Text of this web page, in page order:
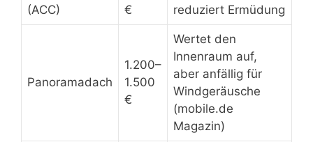
(ACC)
€
reduziert Ermüdung
Panoramadach
1.200–
1.500
€
Wertet den
Innenraum auf,
aber anfällig für
Windgeräusche
(mobile.de
Magazin)